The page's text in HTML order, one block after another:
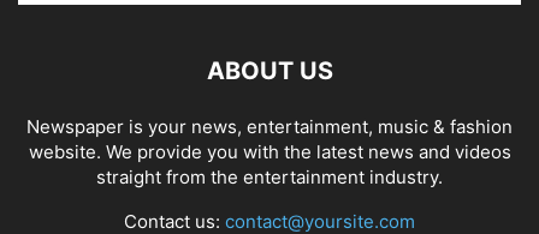
ABOUT US
Newspaper is your news, entertainment, music & fashion
website. We provide you with the latest news and videos
straight from the entertainment industry.
Contact us: contact@yoursite.com